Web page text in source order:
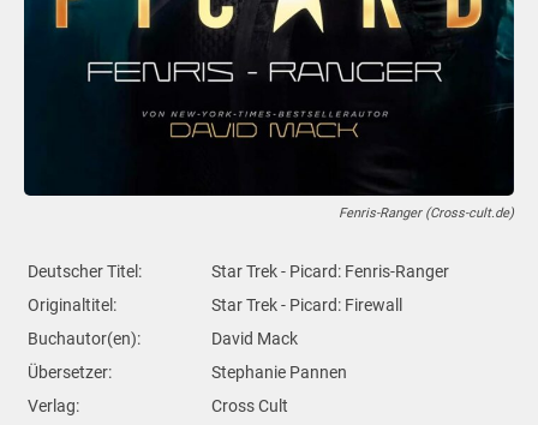
Fenris-Ranger (Cross-cult.de)
Deutscher Titel:
Star Trek - Picard: Fenris-Ranger
Originaltitel:
Star Trek - Picard: Firewall
Buchautor(en):
David Mack
Übersetzer:
Stephanie Pannen
Verlag:
Cross Cult